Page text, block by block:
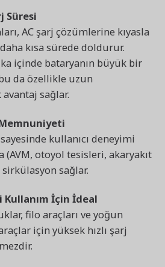
Süresi
AC şarj çözümlerine kıyasla
kısa sürede doldurur.
içinde bataryanın büyük bir
da özellikle uzun
sağlar.
Memnuniyeti
kullanıcı deneyimi
(AVM, otoyol tesisleri, akaryakıt
sirkülasyon sağlar.
Kullanım İçin İdeal
filo araçları ve yoğun
için yüksek hızlı şarj